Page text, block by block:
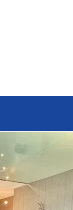
Dominicana